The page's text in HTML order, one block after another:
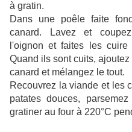
à gratin.
Dans une poêle faite
canard. Lavez et
l'oignon et faites les
Quand ils sont cuits,
canard et mélangez le tout.
Recouvrez la viande et les
patates douces,
gratiner au four à 220°C